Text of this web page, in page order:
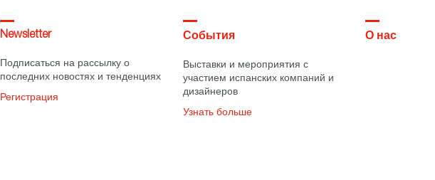
Newsletter
Подписаться на рассылку о
последних новостях и тенденциях
Регистрация
События
Выставки и мероприятия с
участием испанских компаний и
дизайнеров
Узнать больше
О нас